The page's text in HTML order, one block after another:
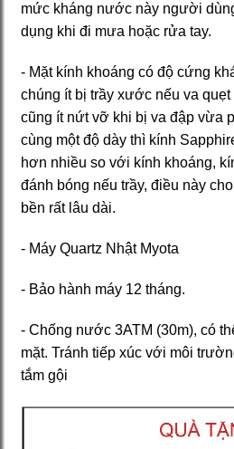
mức kháng nước này người
dụng khi đi mưa hoặc rửa tay.
- Mặt kính khoáng có độ cứng
chúng ít bị trầy xước nếu va
cũng ít nứt vỡ khi bị va đập vừa
cùng một độ dày thì kính
hơn nhiều so với kính khoáng,
đánh bóng nếu trầy, điều này
bền rất lâu dài.
- Máy Quartz Nhật Myota
- Bảo hành máy 12 tháng.
- Chống nước 3ATM (30m), có
mặt. Tránh tiếp xúc với môi
tắm gội